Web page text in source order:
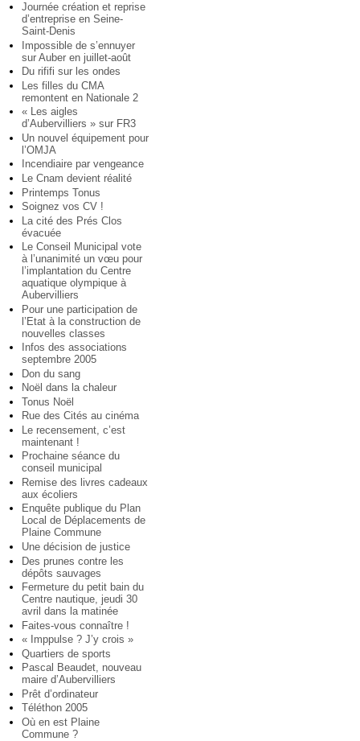
Journée création et reprise
d’entreprise en Seine-
Saint-Denis
Impossible de s’ennuyer
sur Auber en juillet-août
Du rififi sur les ondes
Les filles du CMA
remontent en Nationale 2
« Les aigles
d’Aubervilliers » sur FR3
Un nouvel équipement pour
l’OMJA
Incendiaire par vengeance
Le Cnam devient réalité
Printemps Tonus
Soignez vos CV !
La cité des Prés Clos
évacuée
Le Conseil Municipal vote
à l’unanimité un vœu pour
l’implantation du Centre
aquatique olympique à
Aubervilliers
Pour une participation de
l’Etat à la construction de
nouvelles classes
Infos des associations
septembre 2005
Don du sang
Noël dans la chaleur
Tonus Noël
Rue des Cités au cinéma
Le recensement, c’est
maintenant !
Prochaine séance du
conseil municipal
Remise des livres cadeaux
aux écoliers
Enquête publique du Plan
Local de Déplacements de
Plaine Commune
Une décision de justice
Des prunes contre les
dépôts sauvages
Fermeture du petit bain du
Centre nautique, jeudi 30
avril dans la matinée
Faites-vous connaître !
« Imppulse ? J’y crois »
Quartiers de sports
Pascal Beaudet, nouveau
maire d’Aubervilliers
Prêt d’ordinateur
Téléthon 2005
Où en est Plaine
Commune ?